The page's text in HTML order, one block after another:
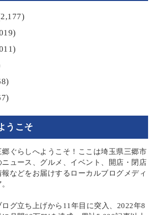
うこそ
郷ぐらしへようこそ！ここは埼玉県三郷市
ニュース、グルメ、イベント、開店・閉店
報などをお届けするローカルブログメディ
ログ立ち上げから11年目に突入、2022年8